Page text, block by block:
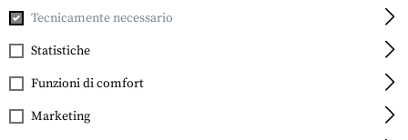
EYE30 XM-L U2 Package
Tecnicamente necessario
Statistiche
Funzioni di comfort
Marketing